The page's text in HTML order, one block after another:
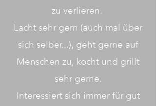
zu verlieren.
Lacht sehr gern (auch mal über
sich selber...), geht gerne auf
Menschen zu, kocht und grillt
sehr gerne.
Interessiert sich immer für gut